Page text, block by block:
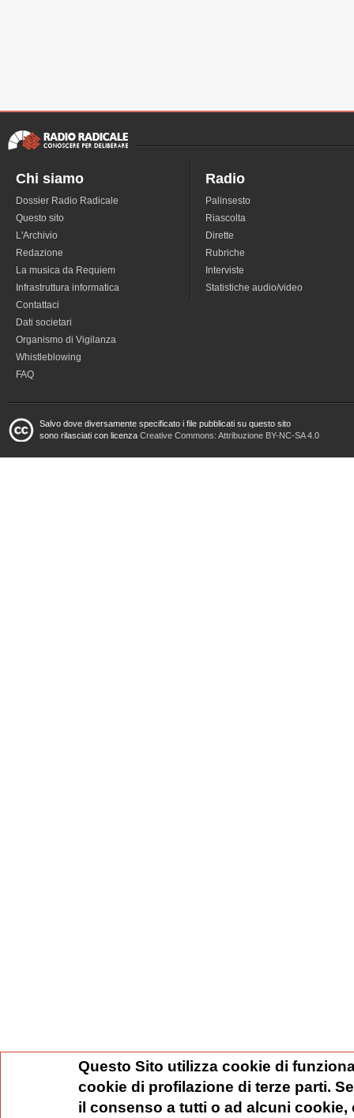
Chi siamo
Dossier Radio Radicale
Questo sito
L'Archivio
Redazione
La musica da Requiem
Infrastruttura informatica
Contattaci
Dati societari
Organismo di Vigilanza
Whistleblowing
FAQ
Radio
Palinsesto
Riascolta
Dirette
Rubriche
Interviste
Statistiche audio/video
Salvo dove diversamente specificato i file pubblicati su questo sito
sono rilasciati con licenza Creative Commons: Attribuzione BY-NC-SA 4.0
Questo Sito utilizza cookie di
cookie di profilazione di terze parti.
il consenso a tutti o ad alcuni